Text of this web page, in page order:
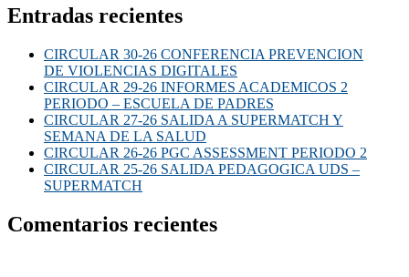
Entradas recientes
CIRCULAR 30-26 CONFERENCIA PREVENCION
DE VIOLENCIAS DIGITALES
CIRCULAR 29-26 INFORMES ACADEMICOS 2
PERIODO – ESCUELA DE PADRES
CIRCULAR 27-26 SALIDA A SUPERMATCH Y
SEMANA DE LA SALUD
CIRCULAR 26-26 PGC ASSESSMENT PERIODO 2
CIRCULAR 25-26 SALIDA PEDAGOGICA UDS –
SUPERMATCH
Comentarios recientes